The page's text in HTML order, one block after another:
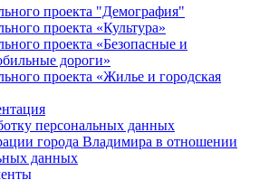
проекта "Демография"
проекта «Культура»
проекта «Безопасные и
дороги»
проекта «Жилье и городская
персональных данных
города Владимира в отношении
данных